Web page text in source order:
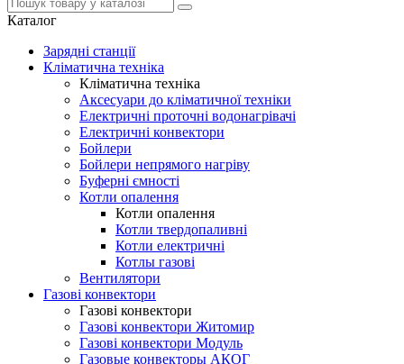
Каталог
Зарядні станції
Кліматична техніка
Кліматична техніка
Аксесуари до кліматичної техніки
Електричні проточні водонагрівачі
Електричні конвектори
Бойлери
Бойлери непрямого нагріву
Буферні ємності
Котли опалення
Котли опалення
Котли твердопаливні
Котли електричні
Котлы газові
Вентилятори
Газові конвектори
Газові конвектори
Газові конвектори Житомир
Газові конвектори Модуль
Газовые конвекторы АКОГ